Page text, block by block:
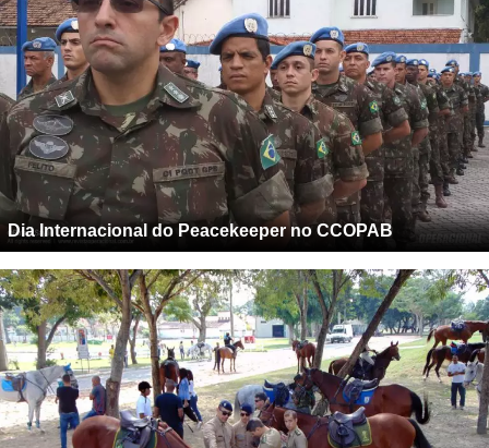
Dia Internacional do Peacekeeper no CCOPAB